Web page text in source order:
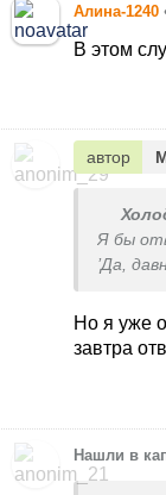
Алина-1240
В этом
автор
Я бы
’Да,
Но я уже
завтра
Нашли в